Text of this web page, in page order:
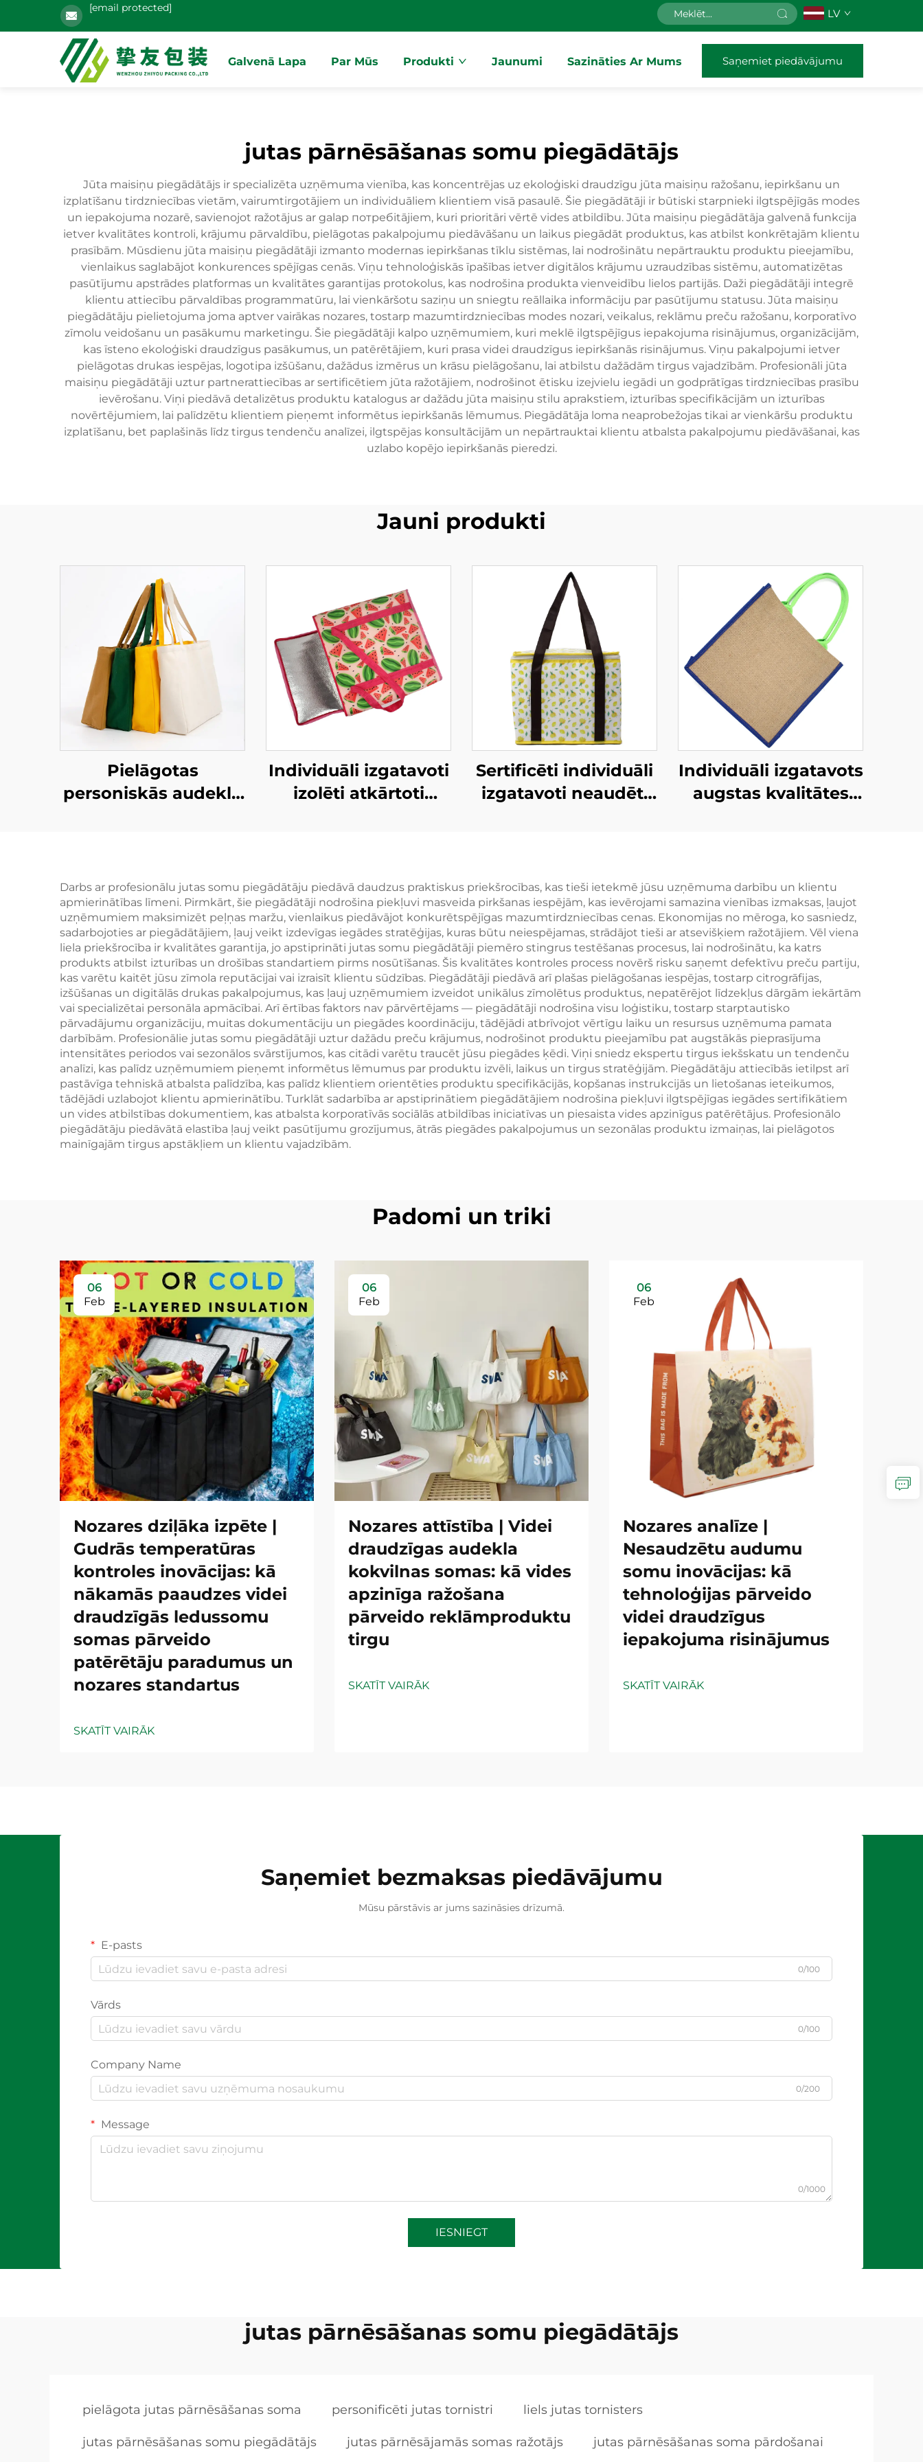
[email protected] LV
Galvenā Lapa Par Mūs Produkti Jaunumi Sazināties Ar Mums Saņemiet piedāvājumu
jutas pārnēsāšanas somu piegādātājs
Jūta maisiņu piegādātājs ir specializēta uzņēmuma vienība, kas koncentrējas uz ekoloģiski draudzīgu jūta maisiņu ražošanu, iepirkšanu un
izplatīšanu tirdzniecības vietām, vairumtirgotājiem un individuāliem klientiem visā pasaulē. Šie piegādātāji ir būtiski starpnieki ilgtspējīgās modes
un iepakojuma nozarē, savienojot ražotājus ar galap потребitājiem, kuri prioritāri vērtē vides atbildību. Jūta maisiņu piegādātāja galvenā funkcija
ietver kvalitātes kontroli, krājumu pārvaldību, pielāgotas pakalpojumu piedāvāšanu un laikus piegādāt produktus, kas atbilst konkrētajām klientu
prasībām. Mūsdienu jūta maisiņu piegādātāji izmanto modernas iepirkšanas tīklu sistēmas, lai nodrošinātu nepārtrauktu produktu pieejamību,
vienlaikus saglabājot konkurences spējīgas cenās. Viņu tehnoloģiskās īpašības ietver digitālos krājumu uzraudzības sistēmu, automatizētas
pasūtījumu apstrādes platformas un kvalitātes garantijas protokolus, kas nodrošina produkta vienveidību lielos partijās. Daži piegādātāji integrē
klientu attiecību pārvaldības programmatūru, lai vienkāršotu saziņu un sniegtu reāllaika informāciju par pasūtījumu statusu. Jūta maisiņu
piegādātāju pielietojuma joma aptver vairākas nozares, tostarp mazumtirdzniecības modes nozari, veikalus, reklāmu preču ražošanu, korporatīvo
zīmolu veidošanu un pasākumu marketingu. Šie piegādātāji kalpo uzņēmumiem, kuri meklē ilgtspējīgus iepakojuma risinājumus, organizācijām,
kas īsteno ekoloģiski draudzīgus pasākumus, un patērētājiem, kuri prasa videi draudzīgus iepirkšanās risinājumus. Viņu pakalpojumi ietver
pielāgotas drukas iespējas, logotipa izšūšanu, dažādus izmērus un krāsu pielāgošanu, lai atbilstu dažādām tirgus vajadzībām. Profesionāli jūta
maisiņu piegādātāji uztur partnerattiecības ar sertificētiem jūta ražotājiem, nodrošinot ētisku izejvielu iegādi un godprātīgas tirdzniecības prasību
ievērošanu. Viņi piedāvā detalizētus produktu katalogus ar dažādu jūta maisiņu stilu aprakstiem, izturības specifikācijām un izturības
novērtējumiem, lai palīdzētu klientiem pieņemt informētus iepirkšanās lēmumus. Piegādātāja loma neaprobežojas tikai ar vienkāršu produktu
izplatīšanu, bet paplašinās līdz tirgus tendenču analīzei, ilgtspējas konsultācijām un nepārtrauktai klientu atbalsta pakalpojumu piedāvāšanai, kas
uzlabo kopējo iepirkšanās pieredzi.
Jauni produkti
Pielāgotas
personiskās audekla
pielāgotu preču
izstrādājumiem
Individuāli izgatavoti
izolēti atkārtoti
maisiņš pirkumiem
uzņēmumu zīmola
veidošanai,
pasākumiem un
reklāmaktivitātēm
Sertificēti individuāli
izgatavoti neaudēti
risinājumi
korporatīvajiem
dāvanu pasākumiem
Individuāli izgatavots
augstas kvalitātes
draudzīgs un izturīgs
iepirkšanās
aksesuārs
Darbs ar profesionālu jutas somu piegādātāju piedāvā daudzus praktiskus priekšrocības, kas tieši ietekmē jūsu uzņēmuma darbību un klientu
apmierinātības līmeni. Pirmkārt, šie piegādātāji nodrošina piekļuvi masveida pirkšanas iespējām, kas ievērojami samazina vienības izmaksas, ļaujot
uzņēmumiem maksimizēt peļņas maržu, vienlaikus piedāvājot konkurētspējīgas mazumtirdzniecības cenas. Ekonomijas no mēroga, ko sasniedz,
sadarbojoties ar piegādātājiem, ļauj veikt izdevīgas iegādes stratēģijas, kuras būtu neiespējamas, strādājot tieši ar atsevišķiem ražotājiem. Vēl viena
liela priekšrocība ir kvalitātes garantija, jo apstiprināti jutas somu piegādātāji piemēro stingrus testēšanas procesus, lai nodrošinātu, ka katrs
produkts atbilst izturības un drošības standartiem pirms nosūtīšanas. Šis kvalitātes kontroles process novērš risku saņemt defektīvu preču partiju,
kas varētu kaitēt jūsu zīmola reputācijai vai izraisīt klientu sūdzības. Piegādātāji piedāvā arī plašas pielāgošanas iespējas, tostarp citrogrāfijas,
izšūšanas un digitālās drukas pakalpojumus, kas ļauj uzņēmumiem izveidot unikālus zīmolētus produktus, nepatērējot līdzekļus dārgām iekārtām
vai specializētai personāla apmācībai. Arī ērtības faktors nav pārvērtējams — piegādātāji nodrošina visu loģistiku, tostarp starptautisko
pārvadājumu organizāciju, muitas dokumentāciju un piegādes koordināciju, tādējādi atbrīvojot vērtīgu laiku un resursus uzņēmuma pamata
darbībām. Profesionālie jutas somu piegādātāji uztur dažādu preču krājumus, nodrošinot produktu pieejamību pat augstākās pieprasījuma
intensitātes periodos vai sezonālos svārstījumos, kas citādi varētu traucēt jūsu piegādes ķēdi. Viņi sniedz ekspertu tirgus iekšskatu un tendenču
analīzi, kas palīdz uzņēmumiem pieņemt informētus lēmumus par produktu izvēli, laikus un tirgus stratēģijām. Piegādātāju attiecībās ietilpst arī
pastāvīga tehniskā atbalsta palīdzība, kas palīdz klientiem orientēties produktu specifikācijās, kopšanas instrukcijās un lietošanas ieteikumos,
tādējādi uzlabojot klientu apmierinātību. Turklāt sadarbība ar apstiprinātiem piegādātājiem nodrošina piekļuvi ilgtspējīgas iegādes sertifikātiem
un vides atbilstības dokumentiem, kas atbalsta korporatīvās sociālās atbildības iniciatīvas un piesaista vides apzinīgus patērētājus. Profesionālo
piegādātāju piedāvātā elastība ļauj veikt pasūtījumu grozījumus, ātrās piegādes pakalpojumus un sezonālas produktu izmaiņas, lai pielāgotos
mainīgajām tirgus apstākļiem un klientu vajadzībām.
Padomi un triki
06
Feb
Nozares dziļāka izpēte |
Gudrās temperatūras
kontroles inovācijas: kā
nākamās paaudzes videi
draudzīgās ledussomu
somas pārveido
patērētāju paradumus un
nozares standartus
SKATĪT VAIRĀK
06
Feb
Nozares attīstība | Videi
draudzīgas audekla
kokvilnas somas: kā vides
apzinīga ražošana
pārveido reklāmproduktu
tirgu
SKATĪT VAIRĀK
06
Feb
Nozares analīze |
Nesaudzētu audumu
somu inovācijas: kā
tehnoloģijas pārveido
videi draudzīgus
iepakojuma risinājumus
SKATĪT VAIRĀK
Saņemiet bezmaksas piedāvājumu
Mūsu pārstāvis ar jums sazināsies drīzumā.
E-pasts
0/100
Vārds
0/100
Company Name
0/200
Message
0/1000
IESNIEGT
jutas pārnēsāšanas somu piegādātājs
pielāgota jutas pārnēsāšanas soma personificēti jutas tornistri liels jutas tornisters
jutas pārnēsāšanas somu piegādātājs jutas pārnēsājamās somas ražotājs jutas pārnēsāšanas soma pārdošanai